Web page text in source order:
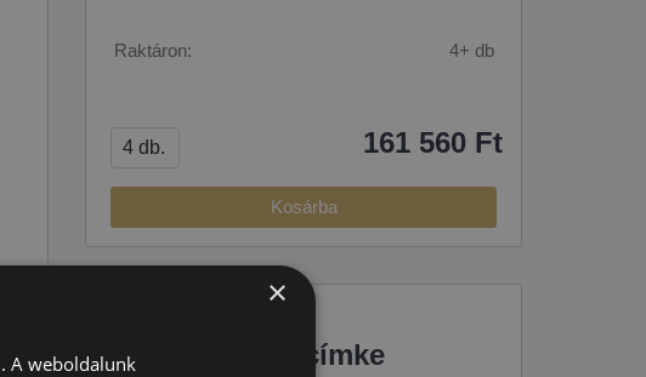
Raktáron: 4+ db
161 560 Ft
Kosárba
EU-s abroncscímke
×
A weboldalunk